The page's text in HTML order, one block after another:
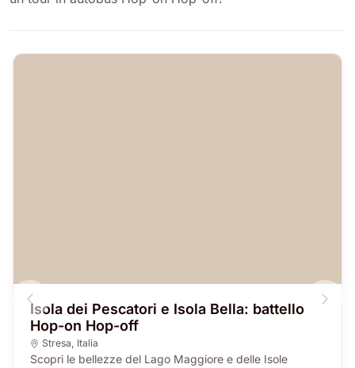
Isola dei Pescatori e Isola Bella: battello
Hop-on Hop-off
Stresa, Italia
Scopri le bellezze del Lago Maggiore e delle Isole